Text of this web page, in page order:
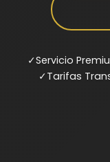
✓Servicio
✓Tarifas